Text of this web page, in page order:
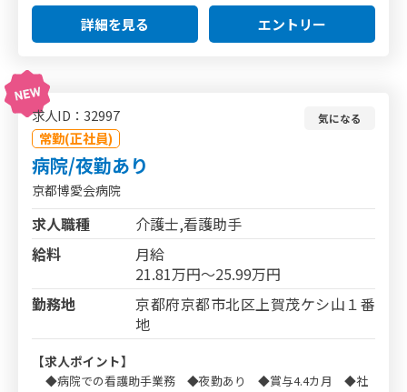
詳細を見る エントリー
求人ID：32997
常勤(正社員)
気になる
病院/夜勤あり
京都博愛会病院
求人職種
介護士,看護助手
給料
月給
21.81万円～25.99万円
勤務地
京都府京都市北区上賀茂ケシ山１番
地
【求人ポイント】
◆病院での看護助手業務 ◆夜勤あり ◆賞与4.4カ月 ◆社